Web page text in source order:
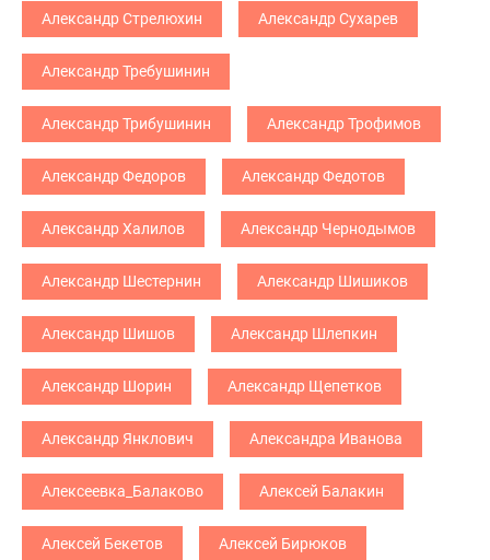
Александр Стрелюхин Александр Сухарев
Александр Требушинин
Александр Трибушинин Александр Трофимов
Александр Федоров Александр Федотов
Александр Халилов Александр Чернодымов
Александр Шестернин Александр Шишиков
Александр Шишов Александр Шлепкин
Александр Шорин Александр Щепетков
Александр Янклович Александра Иванова
Алексеевка_Балаково Алексей Балакин
Алексей Бекетов Алексей Бирюков